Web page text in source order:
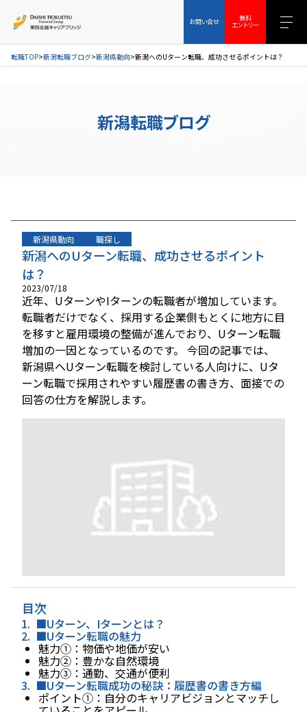
お問い合せ 無料
エントリー
お問い合せ 無料エントリー
転職TOP 新潟転職ブログ 新潟県動向 新潟へのUターン転職、成功させるポイントは？
新潟転職ブログ
新潟県動向 職探し
新潟へのUターン転職、成功させるポイント
は？
2023/07/18
近年、UターンやIターンの転職者が増加しています。
転職者だけでなく、採用する企業側もとくに地方に目
を移すと雇用環境の整備が進んでおり、Uターン転職
増加の一因となっているのです。 今回の記事では、
新潟県へUターン転職を検討している人向けに、Uタ
ーン転職で採用されやすい履歴書の書き方、面接での
回答の仕方を解説します。
目次
■Uターン、Iターンとは？
■Uターン転職の魅力
魅力①：物価や地価が安い
魅力②：豊かな自然環境
魅力③：通勤、交通が便利
■Uターン転職成功の秘訣：履歴書の書き方編
ポイント①：自分のキャリアビジョンとマッチし